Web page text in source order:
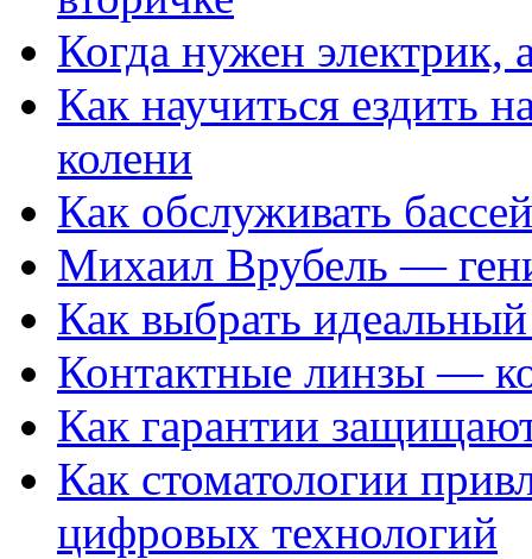
Когда нужен электрик,
Как научиться ездить
колени
Как обслуживать
Михаил Врубель —
Как выбрать
Контактные линзы —
Как гарантии
Как стоматологии
цифровых технологий